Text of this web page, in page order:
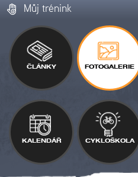
Můj trénink
ČLÁNKY FOTOGALERIE
KALENDÁŘ CYKLOŠKOLA